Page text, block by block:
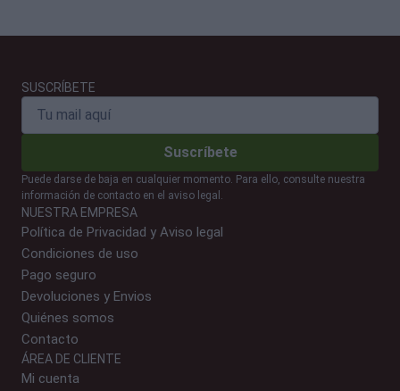
SUSCRÍBETE
Suscríbete
Puede darse de baja en cualquier momento. Para ello, consulte nuestra
información de contacto en el aviso legal.
NUESTRA EMPRESA
Política de Privacidad y Aviso legal
Condiciones de uso
Pago seguro
Devoluciones y Envios
Quiénes somos
Contacto
ÁREA DE CLIENTE
Mi cuenta